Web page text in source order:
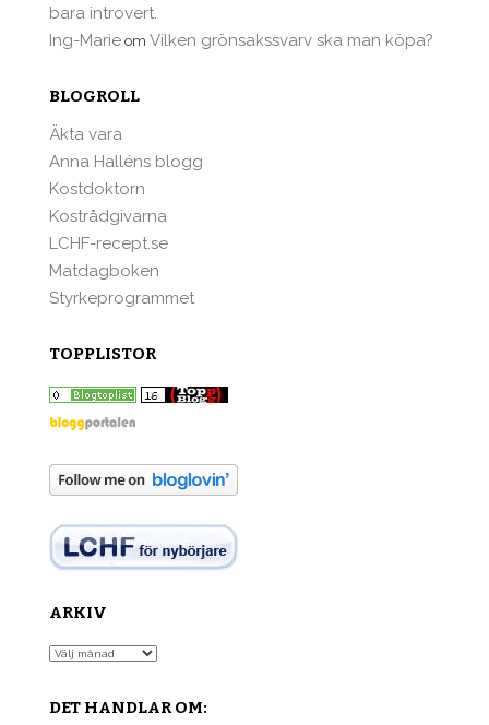
bara introvert.
Ing-Marie om Vilken grönsakssvarv ska man köpa?
BLOGROLL
Äkta vara
Anna Halléns blogg
Kostdoktorn
Kostrådgivarna
LCHF-recept.se
Matdagboken
Styrkeprogrammet
TOPPLISTOR
ARKIV
Arkiv
DET HANDLAR OM: